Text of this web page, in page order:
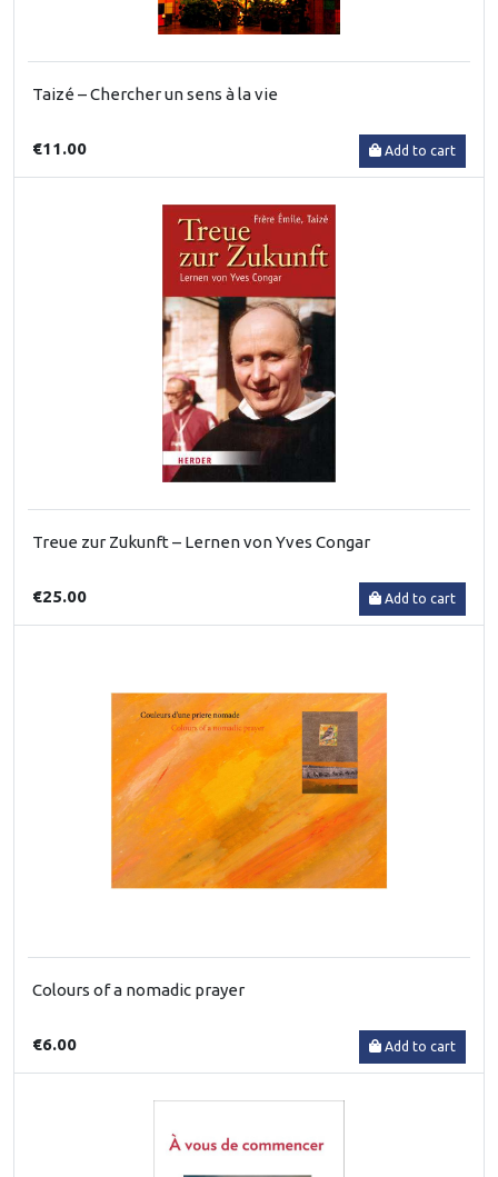
Taizé – Chercher un sens à la vie
€11.00 Add to cart
Treue zur Zukunft – Lernen von Yves Congar
€25.00 Add to cart
Colours of a nomadic prayer
€6.00 Add to cart